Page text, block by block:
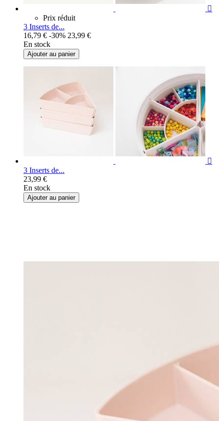

Prix réduit
3 Inserts de...
16,79 € -30% 23,99 €
En stock
Ajouter au panier

3 Inserts de...
23,99 €
En stock
Ajouter au panier